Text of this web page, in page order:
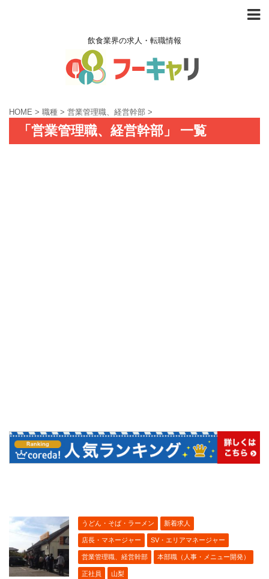
飲食業界の求人・転職情報
HOME > 職種 > 営業管理職、経営幹部 >
「営業管理職、経営幹部」 一覧
うどん・そば・ラーメン 新着求人
店長・マネージャー SV・エリアマネージャー
営業管理職、経営幹部 本部職（人事・メニュー開発）
正社員 山梨